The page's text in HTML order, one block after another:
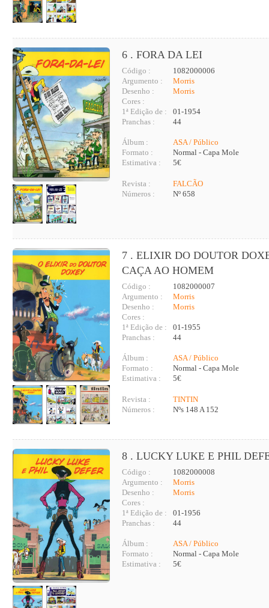
6 . FORA DA LEI
Código :
1082000006
Argumento :
Morris
Desenho :
Morris
Cores :
1ª Edição de :
01-1954
Pranchas :
44
Álbum :
ASA / Público
Formato :
Normal - Capa Mole
Estimativa :
5€
Revista :
FALCÃO
Números :
Nº 658
7 . ELIXIR DO DOUTOR
CAÇA AO HOMEM
Código :
1082000007
Argumento :
Morris
Desenho :
Morris
Cores :
1ª Edição de :
01-1955
Pranchas :
44
Álbum :
ASA / Público
Formato :
Normal - Capa Mole
Estimativa :
5€
Revista :
TINTIN
Números :
Nºs 148 A 152
8 . LUCKY LUKE E PHIL
Código :
1082000008
Argumento :
Morris
Desenho :
Morris
Cores :
1ª Edição de :
01-1956
Pranchas :
44
Álbum :
ASA / Público
Formato :
Normal - Capa Mole
Estimativa :
5€